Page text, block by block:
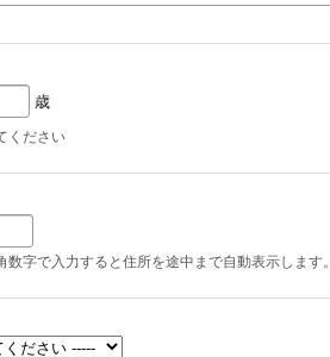
歳
ください
数字で入力すると住所を途中まで自動表示します。